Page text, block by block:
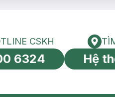
toàn cầu
HOTLINE CSKH
CSKH
6324 Hệ